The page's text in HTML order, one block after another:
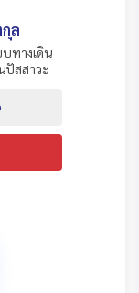
ล
ทางเดิน
ปัสสาวะ